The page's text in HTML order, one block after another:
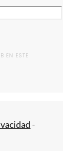
EN ESTE
-